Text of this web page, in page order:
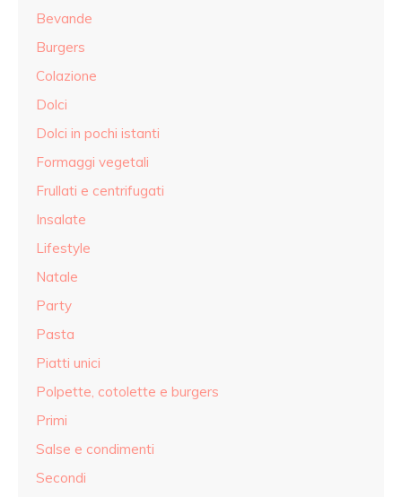
Bevande
Burgers
Colazione
Dolci
Dolci in pochi istanti
Formaggi vegetali
Frullati e centrifugati
Insalate
Lifestyle
Natale
Party
Pasta
Piatti unici
Polpette, cotolette e burgers
Primi
Salse e condimenti
Secondi